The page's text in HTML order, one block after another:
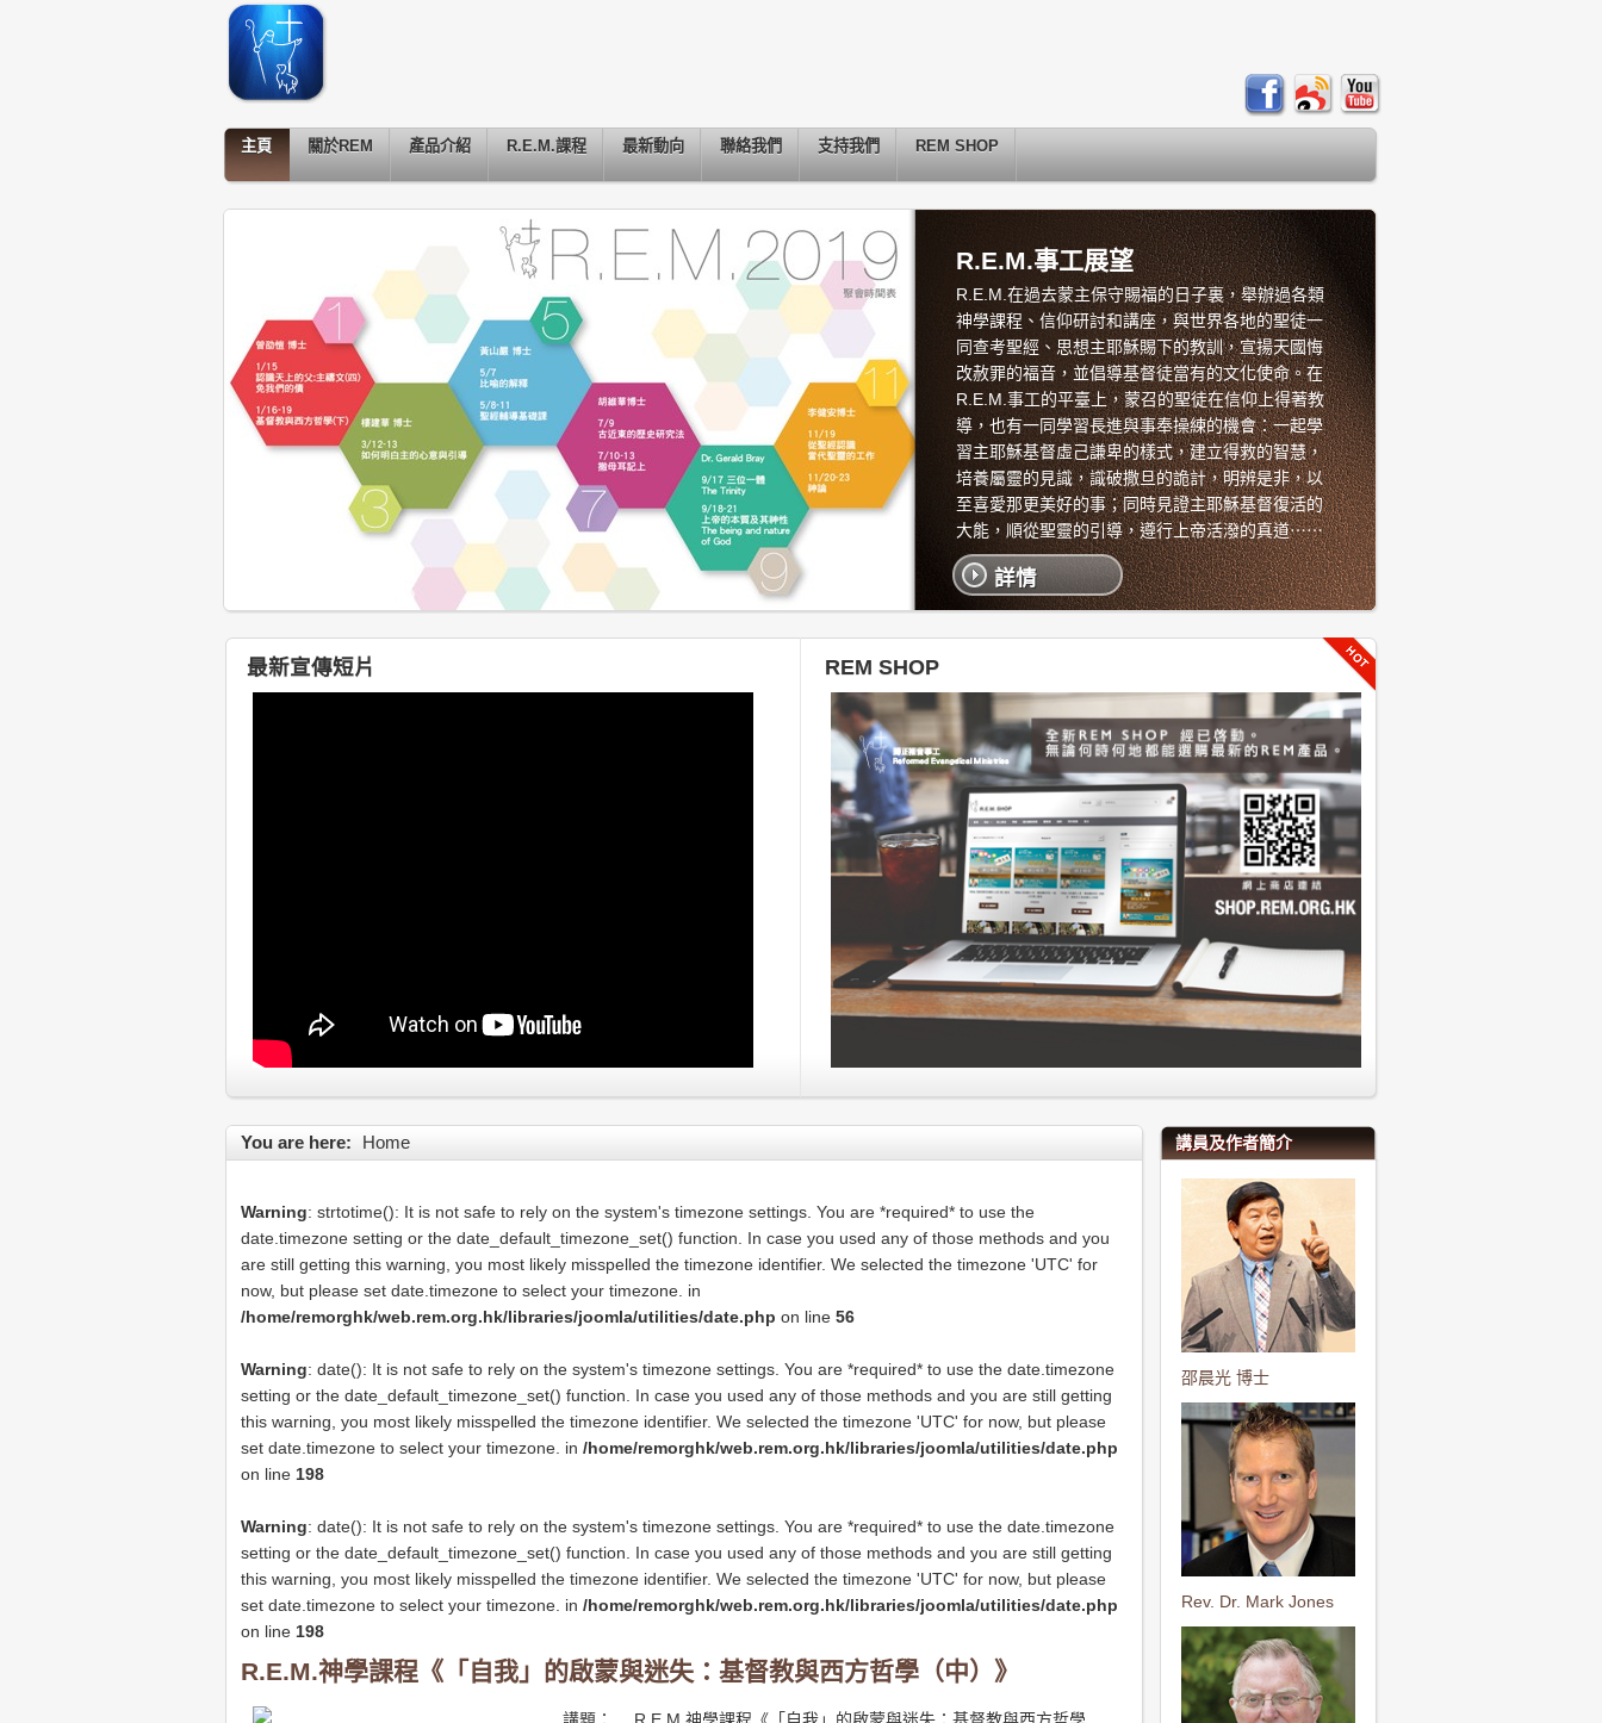
主頁 關於REM 產品介紹 R.E.M.課程 最新動向 聯絡我們 支持我們 REM SHOP
REM iBooks 內容豐富多元，發人省思，是行走天路的好伴侶，歡迎下載，隨時閱讀。
詳情
R.E.M.事工展望
R.E.M.在過去蒙主保守賜福的日子裏，舉辦過各類
神學課程、信仰研討和講座，與世界各地的聖徒一
同查考聖經、思想主耶穌賜下的教訓，宣揚天國悔
改赦罪的福音，並倡導基督徒當有的文化使命。在
R.E.M.事工的平臺上，蒙召的聖徒在信仰上得著教
導，也有一同學習長進與事奉操練的機會：一起學
習主耶穌基督虛己謙卑的樣式，建立得救的智慧，
培養屬靈的見識，識破撒旦的詭計，明辨是非，以
至喜愛那更美好的事；同時見證主耶穌基督復活的
大能，順從聖靈的引導，遵行上帝活潑的真道⋯⋯
最新宣傳短片 REM SHOP
You are here: Home
Warning: strtotime(): It is not safe to rely on the system's timezone settings. You are *required* to use the
date.timezone setting or the date_default_timezone_set() function. In case you used any of those methods and you
are still getting this warning, you most likely misspelled the timezone identifier. We selected the timezone 'UTC' for
now, but please set date.timezone to select your timezone. in
/home/remorghk/web.rem.org.hk/libraries/joomla/utilities/date.php on line 56
Warning: date(): It is not safe to rely on the system's timezone settings. You are *required* to use the date.timezone
setting or the date_default_timezone_set() function. In case you used any of those methods and you are still getting
this warning, you most likely misspelled the timezone identifier. We selected the timezone 'UTC' for now, but please
set date.timezone to select your timezone. in /home/remorghk/web.rem.org.hk/libraries/joomla/utilities/date.php
on line 198
Warning: date(): It is not safe to rely on the system's timezone settings. You are *required* to use the date.timezone
setting or the date_default_timezone_set() function. In case you used any of those methods and you are still getting
this warning, you most likely misspelled the timezone identifier. We selected the timezone 'UTC' for now, but please
set date.timezone to select your timezone. in /home/remorghk/web.rem.org.hk/libraries/joomla/utilities/date.php
on line 198
R.E.M.神學課程《「自我」的啟蒙與迷失：基督教與西方哲學（中）》
講員及作者簡介
邵晨光 博士
Rev. Dr. Mark Jones